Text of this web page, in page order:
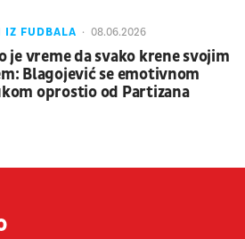
IZ FUDBALA 08.06.2026
je vreme da svako krene svojim
Blagojević se emotivnom
oprostio od Partizana